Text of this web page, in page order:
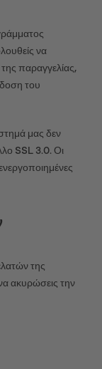
να
παραγγελίας,
του
μας δεν
SSL 3.0. Οι
της
ακυρώσεις την